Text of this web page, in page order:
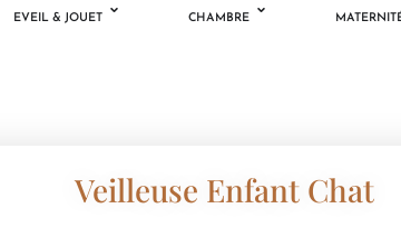
EVEIL & JOUET CHAMBRE
Veilleuse Enfant Chat